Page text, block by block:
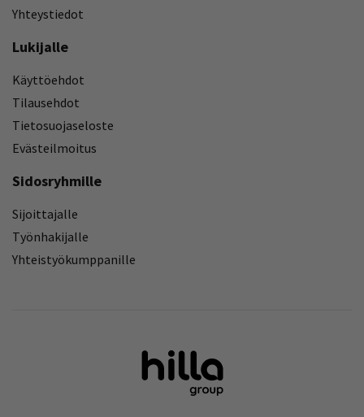
Yhteystiedot
Lukijalle
Käyttöehdot
Tilausehdot
Tietosuojaseloste
Evästeilmoitus
Sidosryhmille
Sijoittajalle
Työnhakijalle
Yhteistyökumppanille